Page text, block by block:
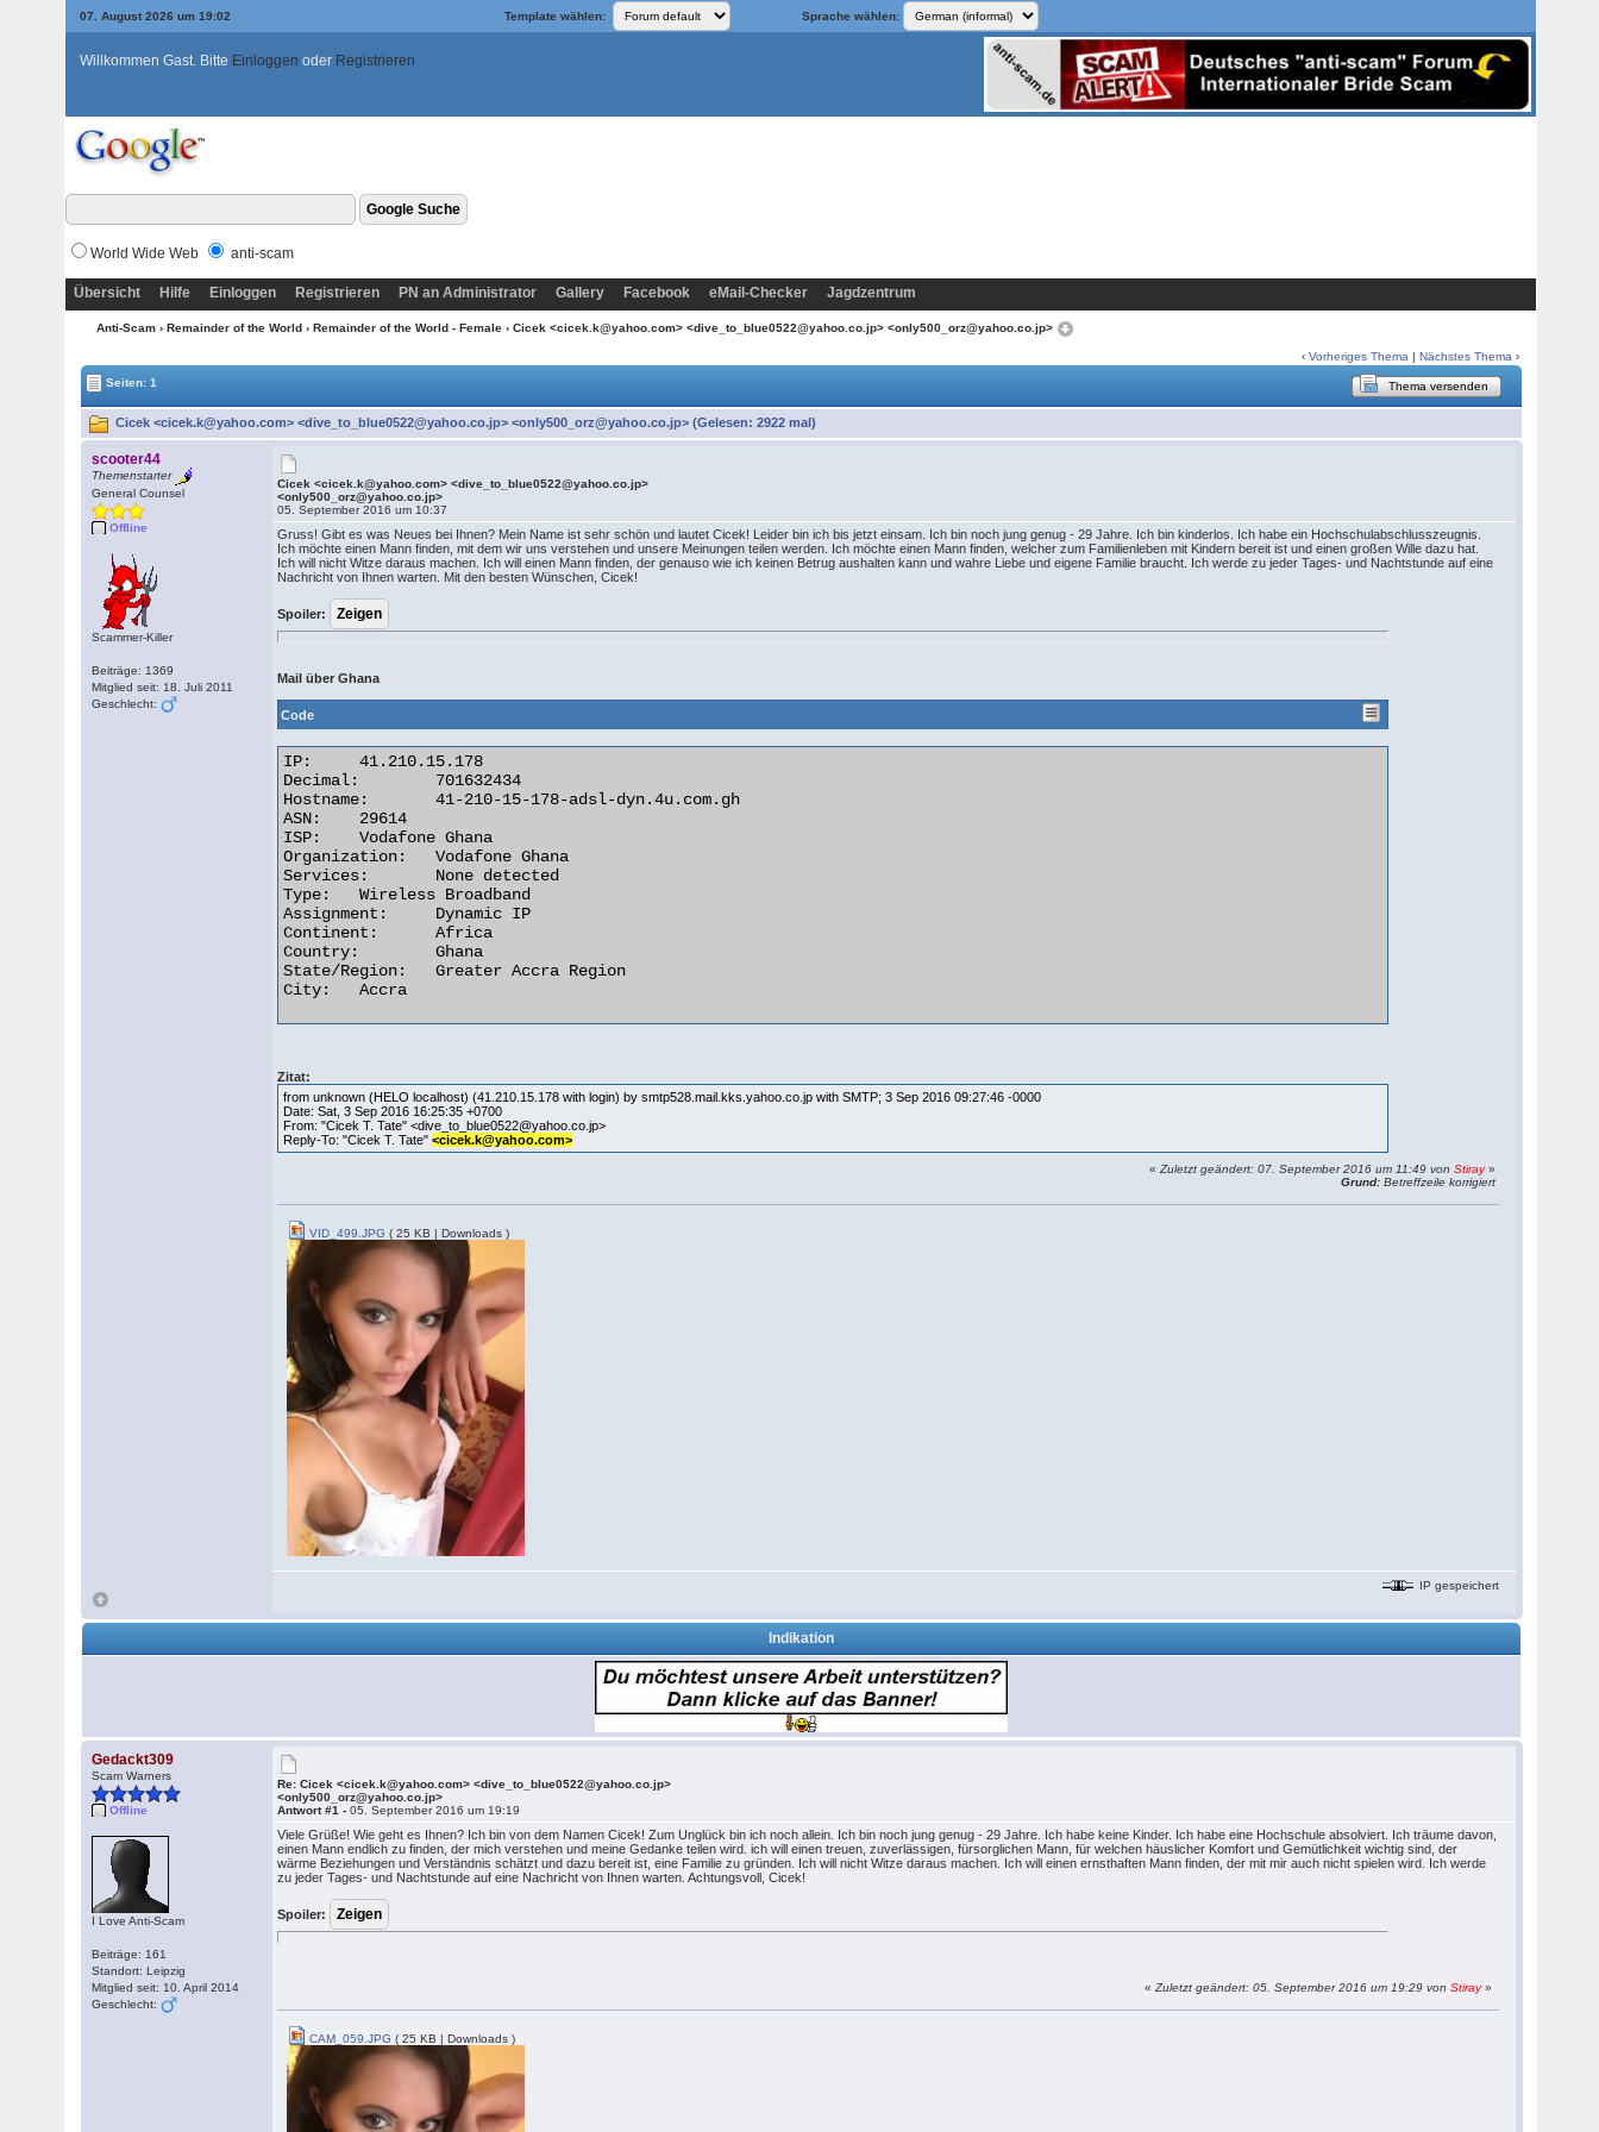
07. August 2026 um 19:02 Template wählen: Sprache wählen:
Willkommen Gast. Bitte Einloggen oder Registrieren
World Wide Web anti-scam
Übersicht Hilfe Einloggen Registrieren PN an Administrator Gallery Facebook eMail-Checker Jagdzentrum
Anti-Scam › Remainder of the World › Remainder of the World - Female › Cicek <cicek.k@yahoo.com> <dive_to_blue0522@yahoo.co.jp> <only500_orz@yahoo.co.jp>
‹Vorheriges Thema |Nächstes Thema ›
Seiten: 1
Thema versenden
Cicek <cicek.k@yahoo.com> <dive_to_blue0522@yahoo.co.jp> <only500_orz@yahoo.co.jp> (Gelesen: 2922 mal)
scooter44
Themenstarter
General Counsel
Offline
Scammer-Killer
Beiträge: 1369
Mitglied seit: 18. Juli 2011
Geschlecht:
Cicek <cicek.k@yahoo.com> <dive_to_blue0522@yahoo.co.jp>
<only500_orz@yahoo.co.jp>
05. September 2016 um 10:37
Gruss! Gibt es was Neues bei Ihnen? Mein Name ist sehr schön und lautet Cicek! Leider bin ich bis jetzt einsam. Ich bin noch jung genug - 29 Jahre. Ich bin kinderlos. Ich habe ein Hochschulabschlusszeugnis.
Ich möchte einen Mann finden, mit dem wir uns verstehen und unsere Meinungen teilen werden. Ich möchte einen Mann finden, welcher zum Familienleben mit Kindern bereit ist und einen großen Wille dazu hat.
Ich will nicht Witze daraus machen. Ich will einen Mann finden, der genauso wie ich keinen Betrug aushalten kann und wahre Liebe und eigene Familie braucht. Ich werde zu jeder Tages- und Nachtstunde auf eine
Nachricht von Ihnen warten. Mit den besten Wünschen, Cicek!
Spoiler:
Mail über Ghana
Code
IP:	41.210.15.178
Decimal:	701632434
Hostname:	41-210-15-178-adsl-dyn.4u.com.gh
ASN:	29614
ISP:	Vodafone Ghana
Organization:	Vodafone Ghana
Services:	None detected
Type:	Wireless Broadband
Assignment:	Dynamic IP
Continent:	Africa
Country:	Ghana
State/Region:	Greater Accra Region
City:	Accra
Zitat:
from unknown (HELO localhost) (41.210.15.178 with login) by smtp528.mail.kks.yahoo.co.jp with SMTP; 3 Sep 2016 09:27:46 -0000
Date: Sat, 3 Sep 2016 16:25:35 +0700
From: "Cicek T. Tate" <dive_to_blue0522@yahoo.co.jp>
Reply-To: "Cicek T. Tate"<cicek.k@yahoo.com>
«Zuletzt geändert: 07. September 2016 um 11:49 vonStiray»
Grund: Betreffzeile korrigiert
VID_499.JPG ( 25 KB | Downloads )
IP gespeichert
Indikation
Gedackt309
Scam Warners
Offline
I Love Anti-Scam
Beiträge: 161
Standort: Leipzig
Mitglied seit: 10. April 2014
Geschlecht:
Re: Cicek <cicek.k@yahoo.com> <dive_to_blue0522@yahoo.co.jp>
<only500_orz@yahoo.co.jp>
Antwort #1 -05. September 2016 um 19:19
Viele Grüße! Wie geht es Ihnen? Ich bin von dem Namen Cicek! Zum Unglück bin ich noch allein. Ich bin noch jung genug - 29 Jahre. Ich habe keine Kinder. Ich habe eine Hochschule absolviert. Ich träume davon,
einen Mann endlich zu finden, der mich verstehen und meine Gedanke teilen wird. ich will einen treuen, zuverlässigen, fürsorglichen Mann, für welchen häuslicher Komfort und Gemütlichkeit wichtig sind, der
wärme Beziehungen und Verständnis schätzt und dazu bereit ist, eine Familie zu gründen. Ich will nicht Witze daraus machen. Ich will einen ernsthaften Mann finden, der mit mir auch nicht spielen wird. Ich werde
zu jeder Tages- und Nachtstunde auf eine Nachricht von Ihnen warten. Achtungsvoll, Cicek!
Spoiler:
«Zuletzt geändert: 05. September 2016 um 19:29 vonStiray»
CAM_059.JPG ( 25 KB | Downloads )